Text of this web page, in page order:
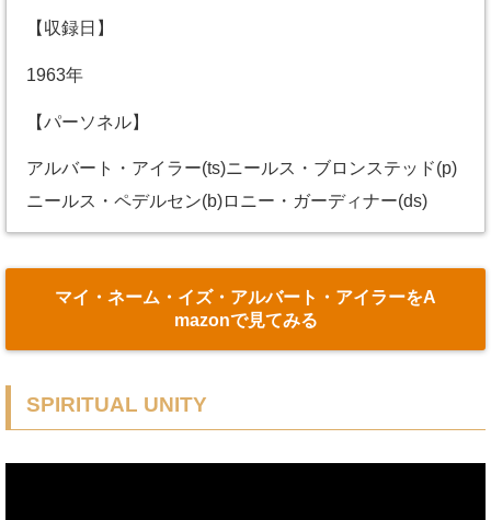
【収録日】
1963年
【パーソネル】
アルバート・アイラー(ts)ニールス・ブロンステッド(p)
ニールス・ペデルセン(b)ロニー・ガーディナー(ds)
マイ・ネーム・イズ・アルバート・アイラーをA
mazonで見てみる
SPIRITUAL UNITY